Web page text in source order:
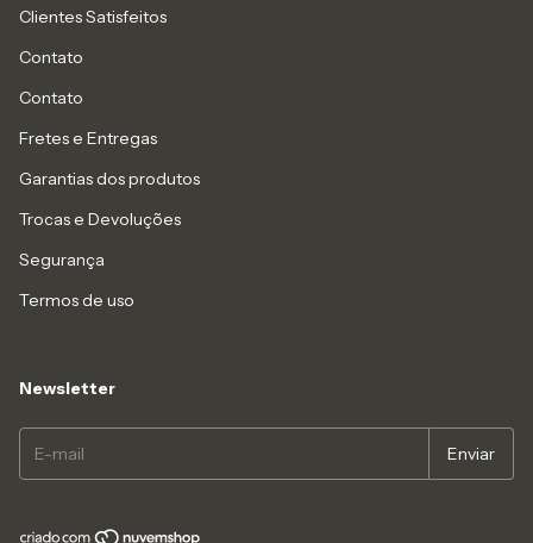
Clientes Satisfeitos
Contato
Contato
Fretes e Entregas
Garantias dos produtos
Trocas e Devoluções
Segurança
Termos de uso
Newsletter